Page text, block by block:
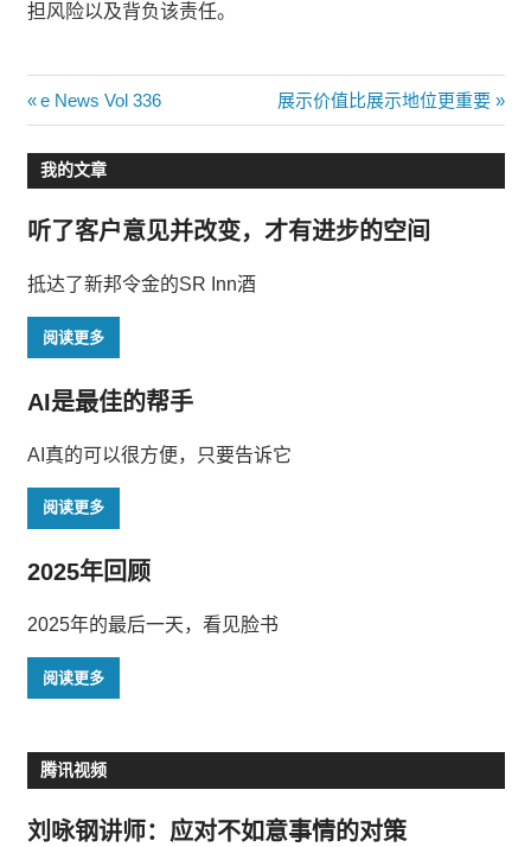
担风险以及背负该责任。
文
章
导
航
Previous
Post:
e News Vol 336
Next
Post:
展示价值比展示地位更重要
我的文章
听了客户意见并改变，才有进步的空间
抵达了新邦令金的SR Inn酒
阅读更多
AI是最佳的帮手
AI真的可以很方便，只要告诉它
阅读更多
2025年回顾
2025年的最后一天，看见脸书
阅读更多
腾讯视频
刘咏钢讲师：应对不如意事情的对策